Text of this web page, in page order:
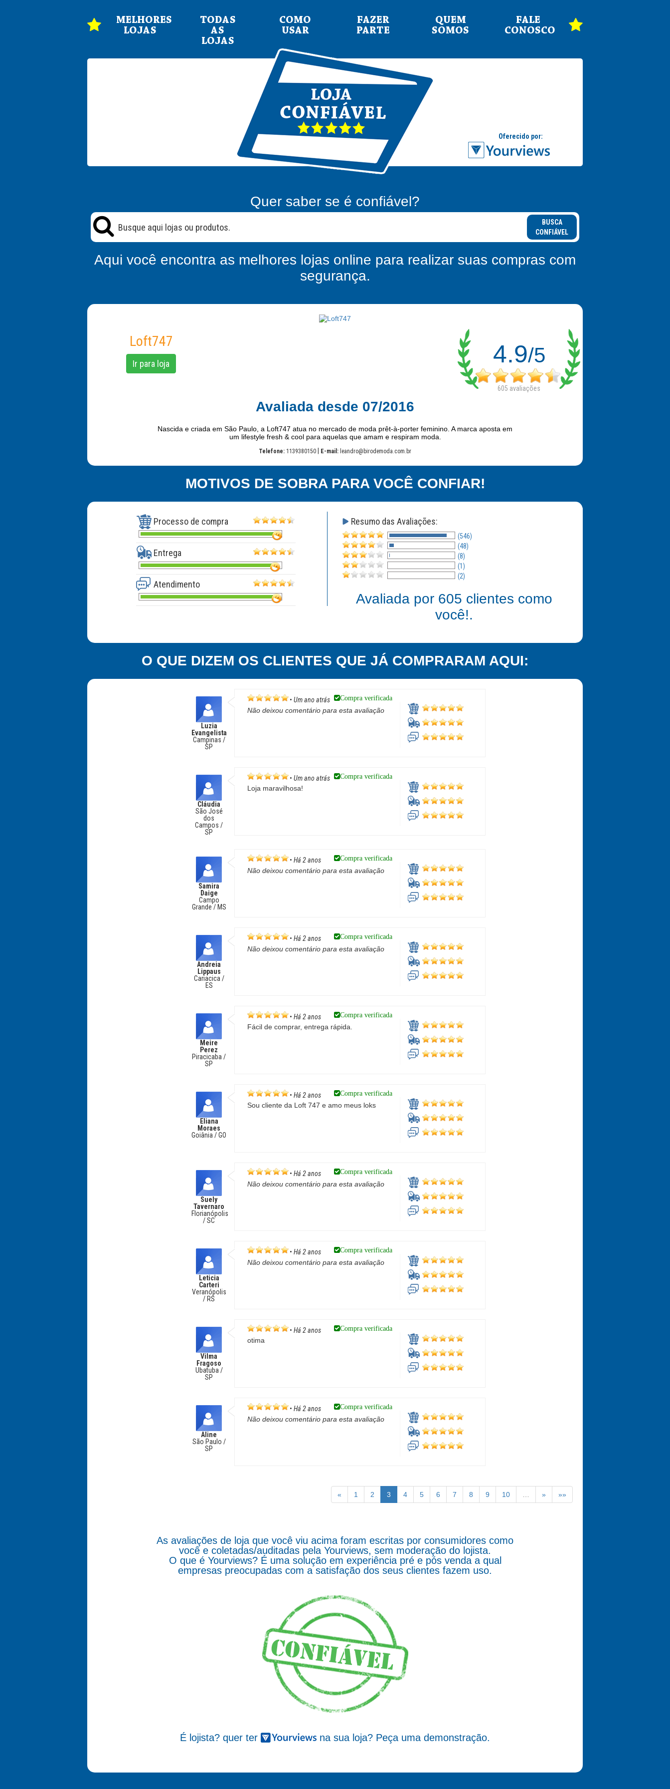
MELHORES
LOJAS
TODAS
AS
LOJAS
COMO
USAR
FAZER
PARTE
QUEM
SOMOS
FALE
CONOSCO
Quer saber se é confiável?
BUSCA
CONFIÁVEL
Aqui você encontra as melhores lojas online para realizar suas compras com
segurança.
Loft747
Ir para loja 4.9/5
605 avaliações
Avaliada desde 07/2016
Nascida e criada em São Paulo, a Loft747 atua no mercado de moda prêt-à-porter feminino. A marca aposta em
um lifestyle fresh & cool para aquelas que amam e respiram moda.
Telefone: 1139380150 E-mail: leandro@birodemoda.com.br
MOTIVOS DE SOBRA PARA VOCÊ CONFIAR!
Processo de compra
Entrega
Atendimento
Resumo das Avaliações:
(546)
(48)
(8)
(1)
(2)
Avaliada por 605 clientes como
você!.
O QUE DIZEM OS CLIENTES QUE JÁ COMPRARAM AQUI:
Luzia
Evangelista
Campinas /
SP
• Um ano atrás Compra verificada
Não deixou comentário para esta avaliação
Cláudia
São José
dos
Campos /
SP
• Um ano atrás Compra verificada
Loja maravilhosa!
Samira
Daige
Campo
Grande / MS
• Há 2 anos Compra verificada
Não deixou comentário para esta avaliação
Andreia
Lippaus
Cariacica /
ES
• Há 2 anos Compra verificada
Não deixou comentário para esta avaliação
Meire
Perez
Piracicaba /
SP
• Há 2 anos Compra verificada
Fácil de comprar, entrega rápida.
Eliana
Moraes
Goiânia / GO
• Há 2 anos Compra verificada
Sou cliente da Loft 747 e amo meus loks
Suely
Tavernaro
Florianópolis
/ SC
• Há 2 anos Compra verificada
Não deixou comentário para esta avaliação
Leticia
Carteri
Veranópolis
/ RS
• Há 2 anos Compra verificada
Não deixou comentário para esta avaliação
Vilma
Fragoso
Ubatuba /
SP
• Há 2 anos Compra verificada
otima
Aline
São Paulo /
SP
• Há 2 anos Compra verificada
Não deixou comentário para esta avaliação
« 1 2 3 4 5 6 7 8 9 10 » »»
As avaliações de loja que você viu acima foram escritas por consumidores como
você e coletadas/auditadas pela Yourviews, sem moderação do lojista.
O que é Yourviews? É uma solução em experiência pré e pós venda a qual
empresas preocupadas com a satisfação dos seus clientes fazem uso.
É lojista? quer ter na sua loja? Peça uma demonstração.